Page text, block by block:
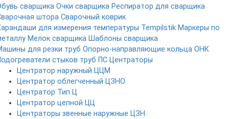
сварщика Очки сварщика Респиратор для сварщика
штора Сварочный коврик
для измерения температуры Tempilstik Маркеры по
Мелок сварщика Шаблоны сварщика
для резки труб Опорно-направляющие кольца ОНК
стыков труб ПС Центраторы
Центратор наружный ЦЦМ
Центратор облегченный ЦЗНО
Центратор Тип Ц
Центратор цепной ЦЦ
Центраторы звенные наружные ЦЗН